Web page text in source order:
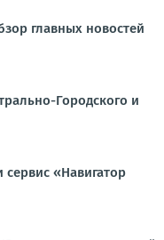
главных новостей
Городского и
сервис «Навигатор